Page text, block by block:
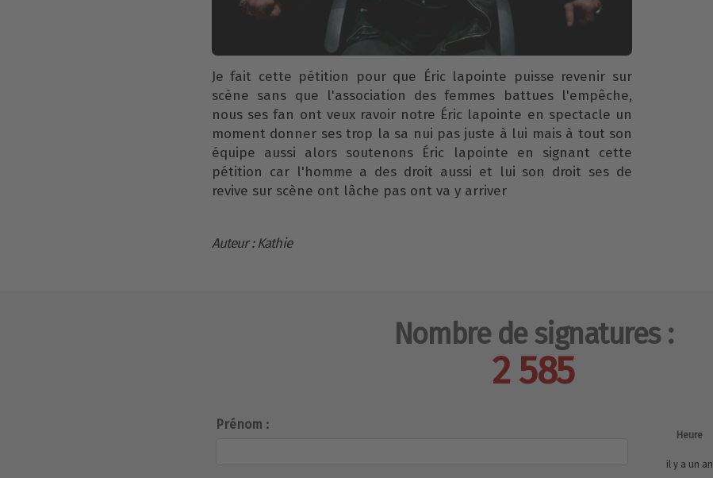
Je fait cette pétition pour que Éric lapointe puisse revenir sur
scène sans que l'association des femmes battues l'empêche,
nous ses fan ont veux ravoir notre Éric lapointe en spectacle un
moment donner ses trop la sa nui pas juste à lui mais à tout son
équipe aussi alors soutenons Éric lapointe en signant cette
pétition car l'homme a des droit aussi et lui son droit ses de
revive sur scène ont lâche pas ont va y arriver
Auteur : Kathie
Nombre de signatures :
2 585
Prénom :
Heure
il y a un an